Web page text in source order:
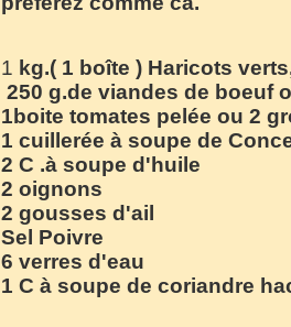
1 kg.( 1 boîte ) Haricots
250 g.de viandes de boeuf
1boite tomates pelée ou 2
1 cuillerée à soupe de
2 C .à soupe d'huile
2 oignons
2 gousses d'ail
Sel Poivre
6 verres d'eau
1 C à soupe de coriandre